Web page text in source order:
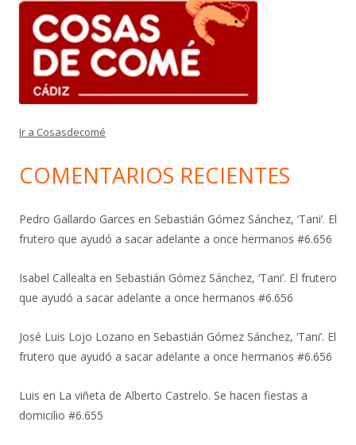
Ir a Cosasdecomé
COMENTARIOS RECIENTES
Pedro Gallardo Garces en Sebastián Gómez Sánchez, ‘Tani’. El
frutero que ayudó a sacar adelante a once hermanos #6.656
Isabel Callealta en Sebastián Gómez Sánchez, ‘Tani’. El frutero
que ayudó a sacar adelante a once hermanos #6.656
José Luis Lojo Lozano en Sebastián Gómez Sánchez, ‘Tani’. El
frutero que ayudó a sacar adelante a once hermanos #6.656
Luis en La viñeta de Alberto Castrelo. Se hacen fiestas a
domicilio #6.655